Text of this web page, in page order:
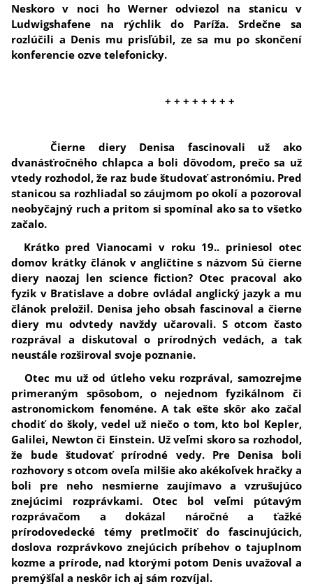
Neskoro v noci ho Werner odviezol na stanicu v
Ludwigshafene na rýchlik do Paríža. Srdečne sa
rozlúčili a Denis mu prisľúbil, ze sa mu po skončení
konferencie ozve telefonicky.
+ + + + + + + +
Čierne diery Denisa fascinovali už ako
dvanásťročného chlapca a boli dôvodom, prečo sa už
vtedy rozhodol, že raz bude študovať astronómiu. Pred
stanicou sa rozhliadal so záujmom po okolí a pozoroval
neobyčajný ruch a pritom si spomínal ako sa to všetko
začalo.
Krátko pred Vianocami v roku 19.. priniesol otec
domov krátky článok v angličtine s názvom Sú čierne
diery naozaj len science fiction? Otec pracoval ako
fyzik v Bratislave a dobre ovládal anglický jazyk a mu
článok preložil. Denisa jeho obsah fascinoval a čierne
diery mu odvtedy navždy učarovali. S otcom často
rozprával a diskutoval o prírodných vedách, a tak
neustále rozširoval svoje poznanie.
Otec mu už od útleho veku rozprával, samozrejme
primeraným spôsobom, o nejednom fyzikálnom či
astronomickom fenoméne. A tak ešte skôr ako začal
chodiť do školy, vedel už niečo o tom, kto bol Kepler,
Galilei, Newton či Einstein. Už veľmi skoro sa rozhodol,
že bude študovať prírodné vedy. Pre Denisa boli
rozhovory s otcom oveľa milšie ako akékoľvek hračky a
boli pre neho nesmierne zaujímavo a vzrušujúco
znejúcimi rozprávkami. Otec bol veľmi pútavým
rozprávačom a dokázal náročné a ťažké
prírodovedecké témy pretlmočiť do fascinujúcich,
doslova rozprávkovo znejúcich príbehov o tajuplnom
kozme a prírode, nad ktorými potom Denis uvažoval a
premýšľal a neskôr ich aj sám rozvíjal.